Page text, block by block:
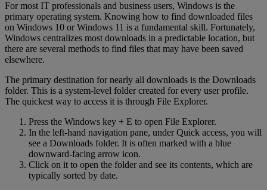
For most IT professionals and business users, Windows is the
primary operating system. Knowing how to find downloaded files
on Windows 10 or Windows 11 is a fundamental skill. Fortunately,
Windows centralizes most downloads in a predictable location, but
there are several methods to find files that may have been saved
elsewhere.
The primary destination for nearly all downloads is the Downloads
folder. This is a system-level folder created for every user profile.
The quickest way to access it is through File Explorer.
Press the Windows key + E to open File Explorer.
In the left-hand navigation pane, under Quick access, you will
see a Downloads folder. It is often marked with a blue
downward-facing arrow icon.
Click on it to open the folder and see its contents, which are
typically sorted by date.